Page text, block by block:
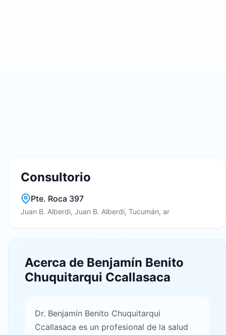
Consultorio
Pte. Roca 397
Juan B. Alberdi, Juan B. Alberdi, Tucumán, ar
Acerca de Benjamín Benito
Chuquitarqui Ccallasaca
Dr. Benjamín Benito Chuquitarqui
Ccallasaca es un profesional de la salud